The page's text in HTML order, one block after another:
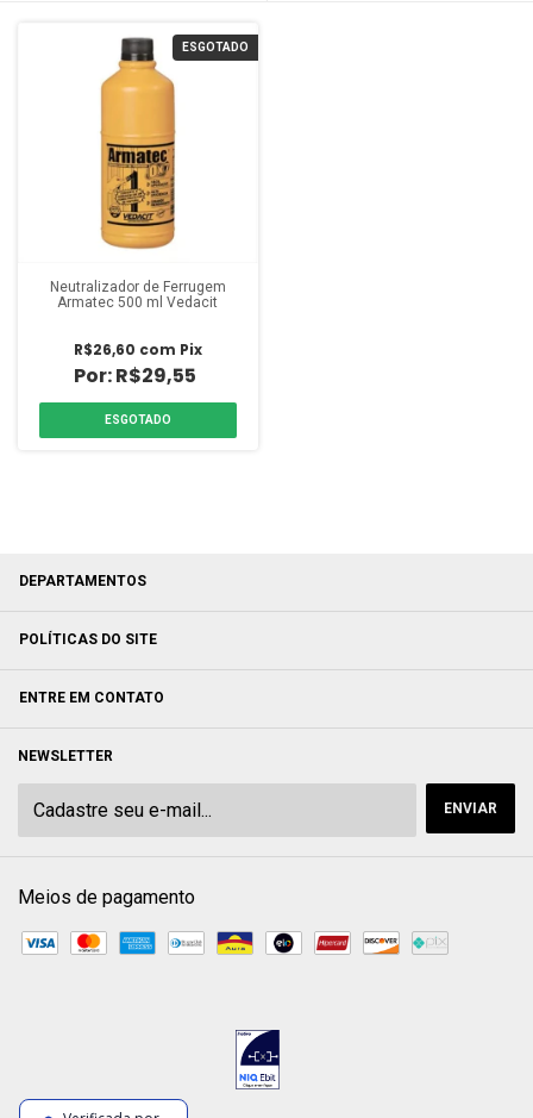
ESGOTADO
Neutralizador de Ferrugem
Armatec 500 ml Vedacit
R$29,55
R$26,60 com Pix
ESGOTADO
DEPARTAMENTOS
POLÍTICAS DO SITE
ENTRE EM CONTATO
NEWSLETTER
Meios de pagamento